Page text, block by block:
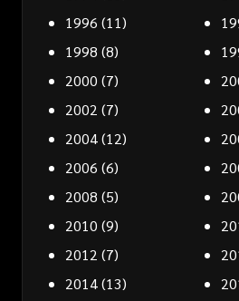
1996 (11)
1998 (8)
2000 (7)
2002 (7)
2004(12)
2006 (6)
2008 (5)
2010 (9)
2012 (7)
2014(13)